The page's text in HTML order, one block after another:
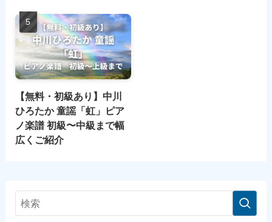
【無料・初級あり】中川
ひろたか 童謡「虹」ピア
ノ楽譜 初級〜中級まで幅
広くご紹介